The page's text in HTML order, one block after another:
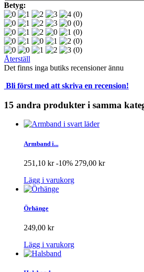
Betyg:
(0)
(0)
(0)
(0)
(0)
Återställ
Det finns inga butiks recensioner ännu
Bli först med att skriva en recension!
15 andra produkter i samma
Armband i...
251,10 kr -10% 279,00 kr
Lägg i varukorg
Örhänge
249,00 kr
Lägg i varukorg